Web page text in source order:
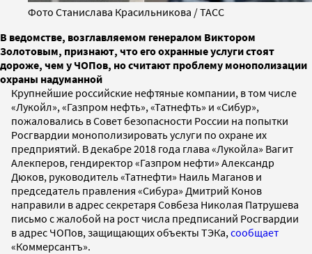
Фото Станислава Красильникова / ТАСС
В ведомстве, возглавляемом генералом Виктором
Золотовым, признают, что его охранные услуги стоят
дороже, чем у ЧОПов, но считают проблему монополизации
охраны надуманной
Крупнейшие российские нефтяные компании, в том числе
«Лукойл», «Газпром нефть», «Татнефть» и «Сибур»,
пожаловались в Совет безопасности России на попытки
Росгвардии монополизировать услуги по охране их
предприятий. В декабре 2018 года глава «Лукойла» Вагит
Алекперов, гендиректор «Газпром нефти» Александр
Дюков, руководитель «Татнефти» Наиль Маганов и
председатель правления «Сибура» Дмитрий Конов
направили в адрес секретаря Совбеза Николая Патрушева
письмо с жалобой на рост числа предписаний Росгвардии
в адрес ЧОПов, защищающих объекты ТЭКа, сообщает
«Коммерсантъ».